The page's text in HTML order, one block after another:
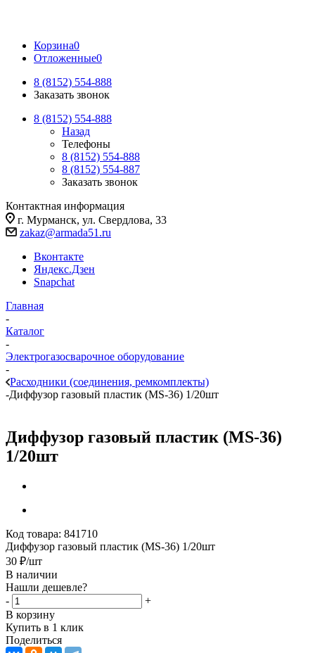
Корзина0
Отложенные0
8 (8152) 554-888
Заказать звонок
8 (8152) 554-888
Назад
Телефоны
8 (8152) 554-888
8 (8152) 554-887
Заказать звонок
Контактная информация
г. Мурманск, ул. Свердлова, 33
zakaz@armada51.ru
Вконтакте
Яндекс.Дзен
Snapchat
Главная
-
Каталог
-
Электрогазосварочное оборудование
-
Расходники (соединения, ремкомплекты)
-Диффузор газовый пластик (МS-36) 1/20шт
Диффузор газовый пластик (МS-36)
1/20шт
Код товара: 841710
Диффузор газовый пластик (МS-36) 1/20шт
30 ₽/шт
В наличии
Нашли дешевле?
-
+
В корзину
Купить в 1 клик
Поделиться